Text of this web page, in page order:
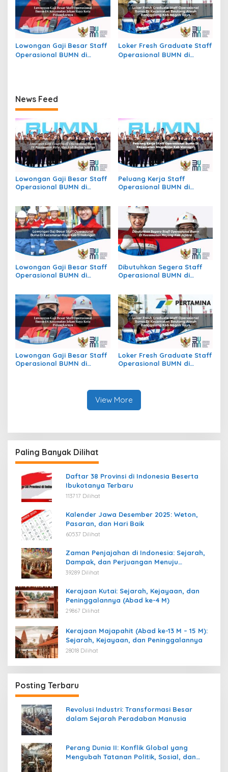
Lowongan Gaji Besar Staff
Operasional BUMN di
Loker Fresh Graduate Staff
Operasional BUMN di
News Feed
Lowongan Gaji Besar Staff
Operasional BUMN di
Peluang Kerja Staff
Operasional BUMN di
Lowongan Gaji Besar Staff
Operasional BUMN di
Dibutuhkan Segera Staff
Operasional BUMN di
Lowongan Gaji Besar Staff
Operasional BUMN di
Loker Fresh Graduate Staff
Operasional BUMN di
View More
Paling Banyak Dilihat
Daftar 38 Provinsi di Indonesia Beserta
Ibukotanya Terbaru
113717 Dilihat
Kalender Jawa Desember 2025: Weton,
Pasaran, dan Hari Baik
60537 Dilihat
Zaman Penjajahan di Indonesia: Sejarah,
Dampak, dan Perjuangan Menuju
Kemerdekaan
39289 Dilihat
Kerajaan Kutai: Sejarah, Kejayaan, dan
Peninggalannya (Abad ke-4 M)
29867 Dilihat
Kerajaan Majapahit (Abad ke-13 M – 15 M):
Sejarah, Kejayaan, dan Peninggalannya
28018 Dilihat
Posting Terbaru
Revolusi Industri: Transformasi Besar
dalam Sejarah Peradaban Manusia
Perang Dunia II: Konflik Global yang
Mengubah Tatanan Politik, Sosial, dan